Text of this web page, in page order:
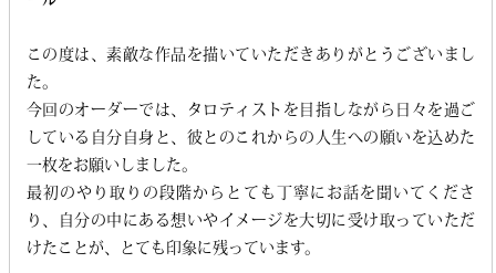
この度は、素敵な作品を描いていただきありがとうございまし
た。
今回のオーダーでは、タロティストを目指しながら日々を過ご
している自分自身と、彼とのこれからの人生への願いを込めた
一枚をお願いしました。
最初のやり取りの段階からとても丁寧にお話を聞いてくださ
り、自分の中にある想いやイメージを大切に受け取っていただ
けたことが、とても印象に残っています。